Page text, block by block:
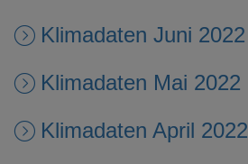
Klimadaten Juni 2022
Klimadaten Mai 2022
Klimadaten April 2022